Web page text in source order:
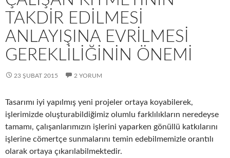
TAKDIR EDILMESI
ANLAYIŞINA EVRILMESI
GEREKLILIĞININ ÖNEMI
23 ŞUBAT 2015 2 YORUM
Tasarımı iyi yapılmış yeni projeler ortaya koyabilerek,
işlerimizde oluşturabildiğimiz olumlu farklılıkların neredeyse
tamamı, çalışanlarımızın işlerini yaparken gönüllü katkılarını
işlerine cömertçe sunmalarını temin edebilmemizle orantılı
olarak ortaya çıkarılabilmektedir.